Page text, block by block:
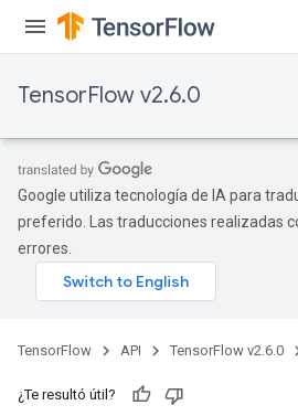
TensorFlow v2.6.0
Google utiliza tecnología de IA para
preferido. Las traducciones realizadas
errores.
TensorFlow API TensorFlow v2.6.0
¿Te resultó útil?